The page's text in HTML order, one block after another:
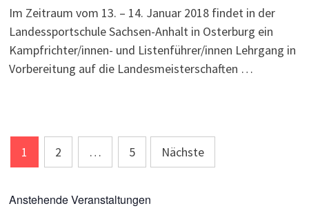
Im Zeitraum vom 13. – 14. Januar 2018 findet in der
Landessportschule Sachsen-Anhalt in Osterburg ein
Kampfrichter/innen- und Listenführer/innen Lehrgang in
Vorbereitung auf die Landesmeisterschaften …
Seitennummerierung
der
Beiträge
1 2 … 5 Nächste
Anstehende Veranstaltungen